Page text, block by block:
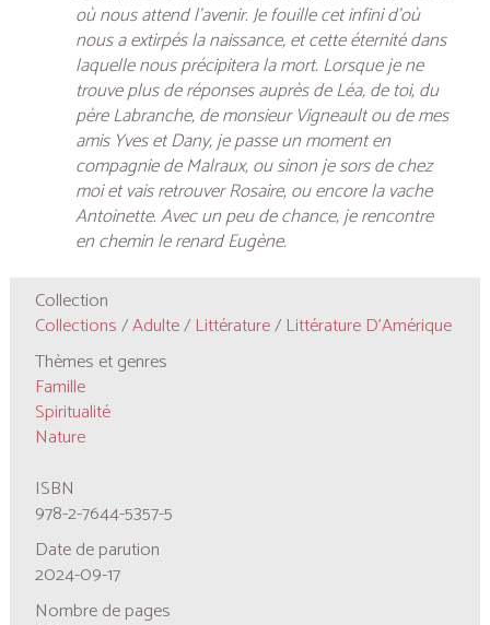
où nous attend l’avenir. Je fouille cet infini d’où
nous a extirpés la naissance, et cette éternité dans
laquelle nous précipitera la mort. Lorsque je ne
trouve plus de réponses auprès de Léa, de toi, du
père Labranche, de monsieur Vigneault ou de mes
amis Yves et Dany, je passe un moment en
compagnie de Malraux, ou sinon je sors de chez
moi et vais retrouver Rosaire, ou encore la vache
Antoinette. Avec un peu de chance, je rencontre
en chemin le renard Eugène.
Collection
Collections/Adulte/ Littérature/ Littérature D'Amérique
Thèmes et genres
Famille
Spiritualité
Nature
ISBN
978-2-7644-5357-5
Date de parution
2024-09-17
Nombre de pages